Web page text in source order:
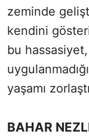
zeminde
kendini
bu
yaşamı
BAHAR